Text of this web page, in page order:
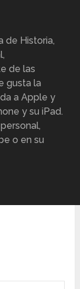
de Historia,
de las
gusta la
a Apple y
y su iPad.
o en su